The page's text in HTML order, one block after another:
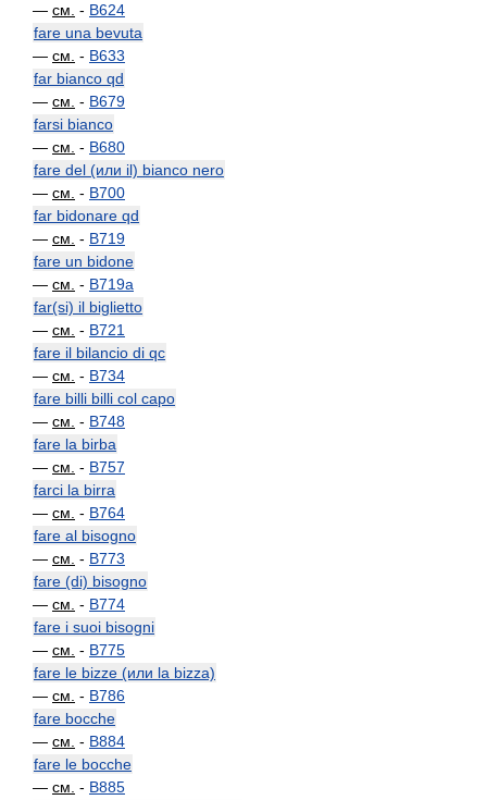
— см. - B624
fare una bevuta
— см. - B633
far bianco qd
— см. - B679
farsi bianco
— см. - B680
fare del (или il) bianco nero
— см. - B700
far bidonare qd
— см. - B719
fare un bidone
— см. - B719a
far(si) il biglietto
— см. - B721
fare il bilancio di qc
— см. - B734
fare billi billi col capo
— см. - B748
fare la birba
— см. - B757
farci la birra
— см. - B764
fare al bisogno
— см. - B773
fare (di) bisogno
— см. - B774
fare i suoi bisogni
— см. - B775
fare le bizze (или la bizza)
— см. - B786
fare bocche
— см. - B884
fare le bocche
— см. - B885